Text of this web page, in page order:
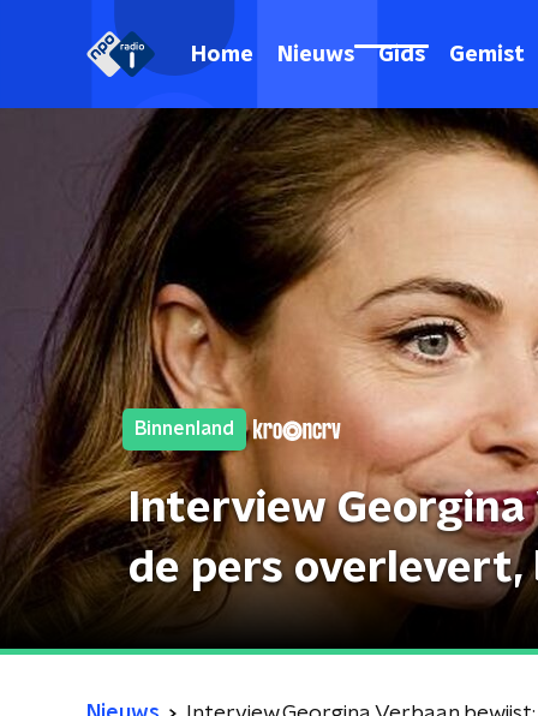
Home Nieuws Gids Gemist
Binnenland
Interview Georgina
de pers overlevert,